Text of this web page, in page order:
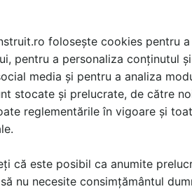
folosește cookies pentru
pentru a personaliza conținutul
media și pentru a analiza
stocate și prelucrate, de către
reglementările în vigoare și
că este posibil ca anumite
nu necesite consimțământul